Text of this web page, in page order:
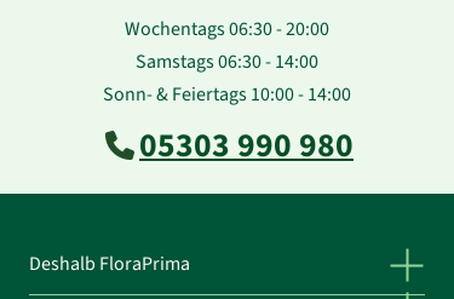
Wochentags 06:30 - 20:00
Samstags 06:30 - 14:00
Sonn- & Feiertags 10:00 - 14:00
05303 990 980
Deshalb FloraPrima